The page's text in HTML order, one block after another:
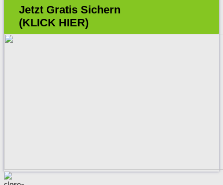
Jetzt Gratis Sichern
(KLICK HIER)